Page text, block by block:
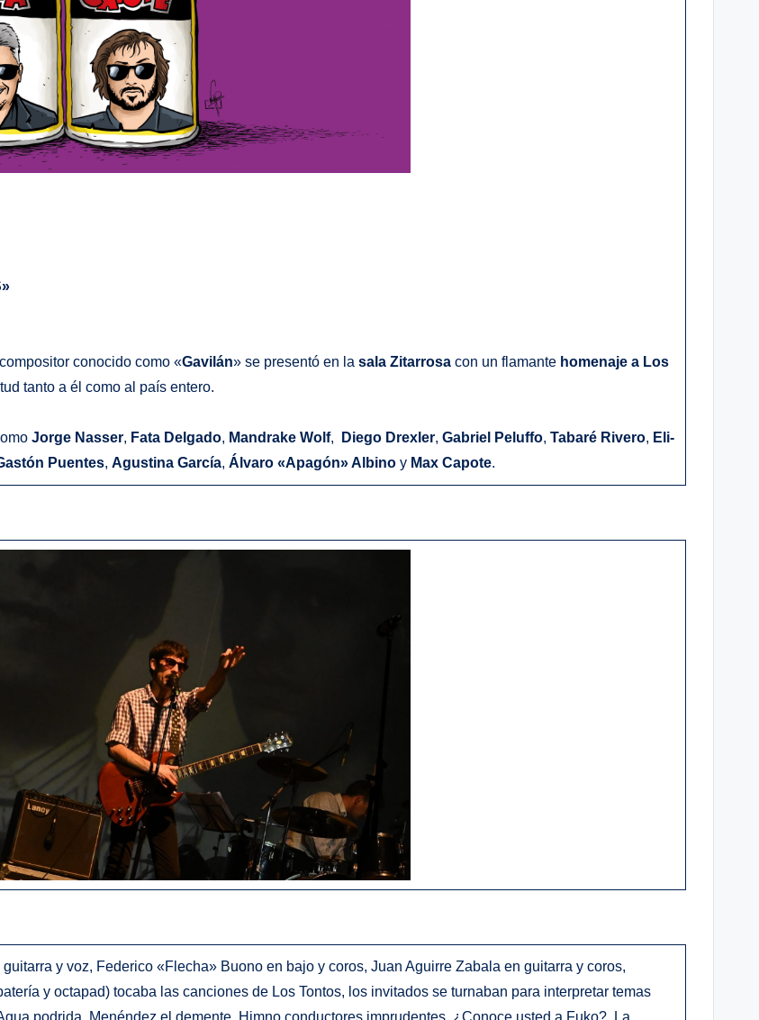
conocido como «Gavilán» se presentó en la sala Zitarrosa con un flamante homenaje a Los
tanto a él como al país entero.
Jorge Nasser, Fata Delgado, Mandrake Wolf, Diego Drexler, Gabriel Peluffo, Tabaré Rivero, Eli-
Puentes, Agustina García, Álvaro «Apagón» Albino y Max Capote.
y voz, Federico «Flecha» Buono en bajo y coros, Juan Aguirre Zabala en guitarra y coros,
y octapad) tocaba las canciones de Los Tontos, los invitados se turnaban para interpretar temas